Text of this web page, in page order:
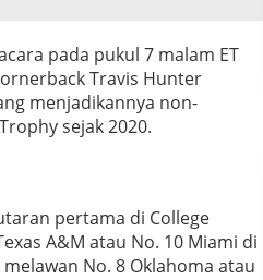
pada pukul 7 malam ET
Travis Hunter
menjadikannya non-
sejak 2020.
pertama di College
A&M atau No. 10 Miami di
No. 8 Oklahoma atau